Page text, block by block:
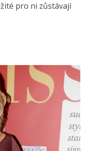
pro ni zůstávají